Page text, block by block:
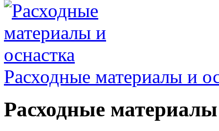
Расходные материалы и
Расходные